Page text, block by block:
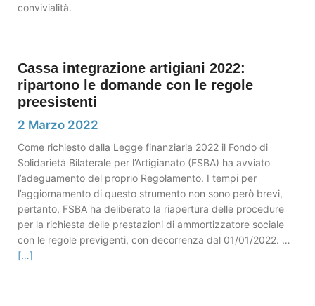
convivialità.
Cassa integrazione artigiani 2022:
ripartono le domande con le regole
preesistenti
2 Marzo 2022
Come richiesto dalla Legge finanziaria 2022 il Fondo di
Solidarietà Bilaterale per l’Artigianato (FSBA) ha avviato
l’adeguamento del proprio Regolamento. I tempi per
l’aggiornamento di questo strumento non sono però brevi,
pertanto, FSBA ha deliberato la riapertura delle procedure
per la richiesta delle prestazioni di ammortizzatore sociale
con le regole previgenti, con decorrenza dal 01/01/2022. …
[…]